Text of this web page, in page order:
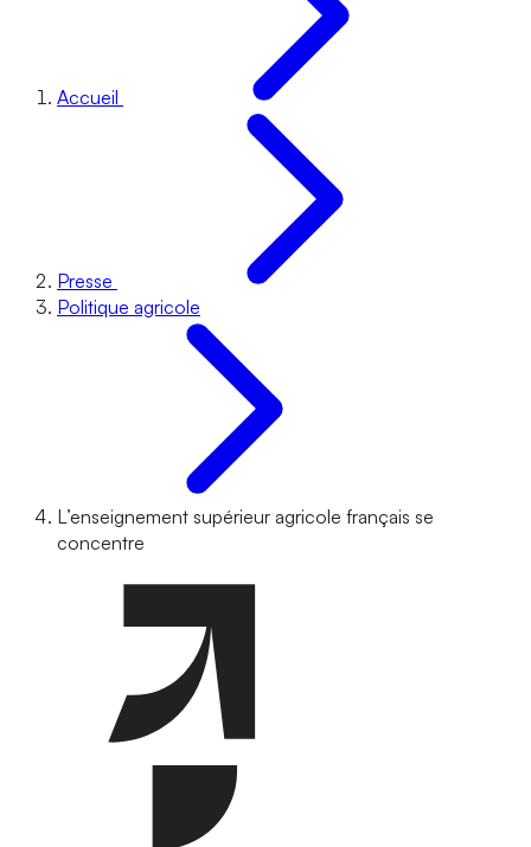
Accueil
Presse
Politique agricole
L’enseignement supérieur agricole français se
concentre